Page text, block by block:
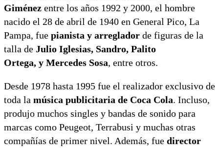
Giménez entre los años 1992 y 2000, el hombre
nacido el 28 de abril de 1940 en General Pico, La
Pampa, fue pianista y arreglador de figuras de la
talla de Julio Iglesias, Sandro, Palito
Ortega, y Mercedes Sosa, entre otros.
Desde 1978 hasta 1995 fue el realizador exclusivo de
toda la música publicitaria de Coca Cola. Incluso,
produjo muchos singles y bandas de sonido para
marcas como Peugeot, Terrabusi y muchas otras
compañías de primer nivel. Además, fue director